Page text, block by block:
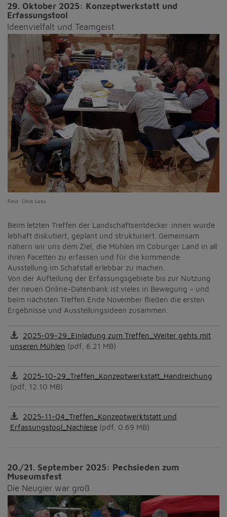
29. Oktober 2025: Konzeptwerkstatt und
Erfassungstool
Ideenvielfalt und Teamgeist
Foto: Chris Loos
Beim letzten Treffen der Landschaftsentdecker:innen wurde
lebhaft diskutiert, geplant und strukturiert. Gemeinsam
nähern wir uns dem Ziel, die Mühlen im Coburger Land in all
ihren Facetten zu erfassen und für die kommende
Ausstellung im Schafstall erlebbar zu machen.
Von der Aufteilung der Erfassungsgebiete bis zur Nutzung
der neuen Online-Datenbank ist vieles in Bewegung – und
beim nächsten Treffen Ende November fließen die ersten
Ergebnisse und Ausstellungsideen zusammen.
2025-09-29_Einladung zum Treffen_Weiter gehts mit
unseren Mühlen (pdf, 6.21 MB)
2025-10-29_Treffen_Konzeptwerkstatt_Handreichung
(pdf, 12.10 MB)
2025-11-04_Treffen_Konzeptwerktstatt und
Erfassungstool_Nachlese (pdf, 0.69 MB)
20./21. September 2025: Pechsieden zum
Museumsfest
Die Neugier war groß